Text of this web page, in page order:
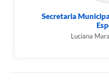
Secretaria
Luciana